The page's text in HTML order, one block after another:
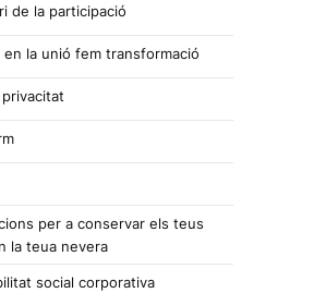
de la participació
en la unió fem transformació
per a conservar els teus
la teua nevera
social corporativa